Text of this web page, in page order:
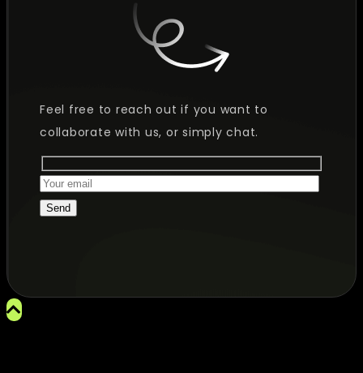
Feel free to reach out if you want to
collaborate with us, or simply chat.
Send